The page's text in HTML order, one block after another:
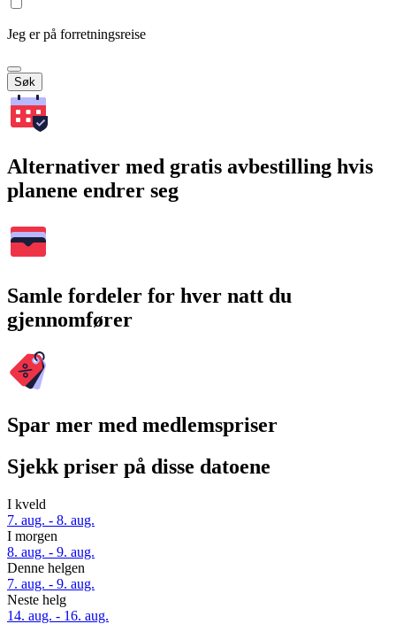
Jeg er på forretningsreise
Søk
Alternativer med gratis avbestilling hvis
planene endrer seg
Samle fordeler for hver natt du
gjennomfører
Spar mer med medlemspriser
Sjekk priser på disse datoene
I kveld
7. aug. - 8. aug.
I morgen
8. aug. - 9. aug.
Denne helgen
7. aug. - 9. aug.
Neste helg
14. aug. - 16. aug.